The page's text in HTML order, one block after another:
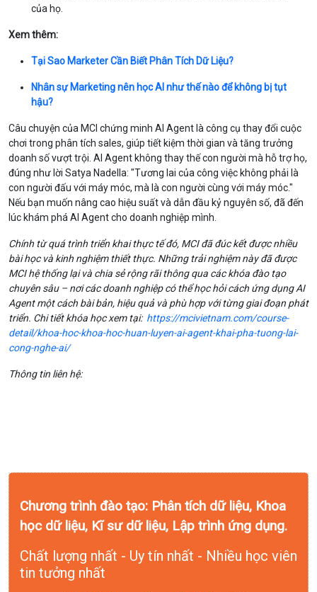
của họ.
Xem thêm:
Tại Sao Marketer Cần Biết Phân Tích Dữ Liệu?
Nhân sự Marketing nên học AI như thế nào để không bị tụt
hậu?
Câu chuyện của MCI chứng minh AI Agent là công cụ thay đổi cuộc
chơi trong phân tích sales, giúp tiết kiệm thời gian và tăng trưởng
doanh số vượt trội. AI Agent không thay thế con người mà hỗ trợ họ,
đúng như lời Satya Nadella: "Tương lai của công việc không phải là
con người đấu với máy móc, mà là con người cùng với máy móc."
Nếu bạn muốn nâng cao hiệu suất và dẫn đầu kỷ nguyên số, đã đến
lúc khám phá AI Agent cho doanh nghiệp mình.
Chính từ quá trình triển khai thực tế đó, MCI đã đúc kết được nhiều
bài học và kinh nghiệm thiết thực. Những trải nghiệm này đã được
MCI hệ thống lại và chia sẻ rộng rãi thông qua các khóa đào tạo
chuyên sâu – nơi các doanh nghiệp có thể học hỏi cách ứng dụng AI
Agent một cách bài bản, hiệu quả và phù hợp với từng giai đoạn phát
triển. Chi tiết khóa học xem tại: https://mcivietnam.com/course-
detail/khoa-hoc-khoa-hoc-huan-luyen-ai-agent-khai-pha-tuong-lai-
cong-nghe-ai/
Thông tin liên hệ:
Chương trình đào tạo: Phân tích dữ liệu, Khoa
học dữ liệu, Kĩ sư dữ liệu, Lập trình ứng dụng.
Chất lượng nhất - Uy tín nhất - Nhiều học viên
tin tưởng nhất